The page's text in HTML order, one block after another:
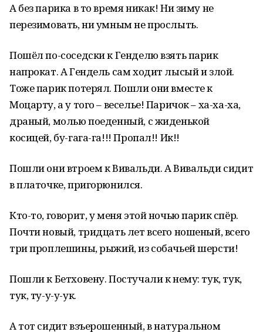
А без парика в то время никак! Ни зиму не
перезимовать, ни умным не прослыть.
Пошёл по-соседски к Генделю взять парик
напрокат. А Гендель сам ходит лысый и злой.
Тоже парик потерял. Пошли они вместе к
Моцарту, а у того – веселье! Паричок – ха-ха-ха,
драный, молью поеденный, с жиденькой
косицей, бу-гага-га!!! Пропал!! Ик!!
Пошли они втроем к Вивальди. А Вивальди сидит
в платочке, пригорюнился.
Кто-то, говорит, у меня этой ночью парик спёр.
Почти новый, тридцать лет всего ношеный, всего
три проплешины, рыжий, из собачьей шерсти!
Пошли к Бетховену. Постучали к нему: тук, тук,
тук, ту-у-у-ук.
А тот сидит взъерошенный, в натуральном